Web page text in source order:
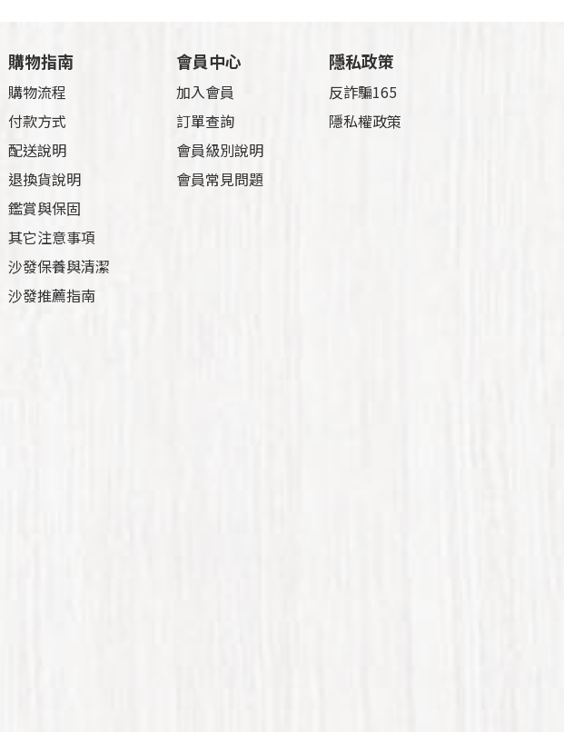
購物指南
購物流程
付款方式
配送說明
退換貨說明
鑑賞與保固
其它注意事項
沙發保養與清潔
沙發推薦指南
會員中心
加入會員
訂單查詢
會員級別說明
會員常見問題
隱私政策
反詐騙165
隱私權政策